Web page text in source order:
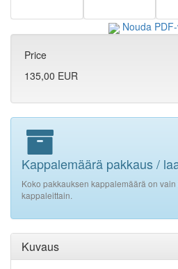
Nouda
Price
135,00 EUR
Kappalemäärä pakkaus /
Koko pakkauksen kappalemäärä on
kappaleittain.
Kuvaus